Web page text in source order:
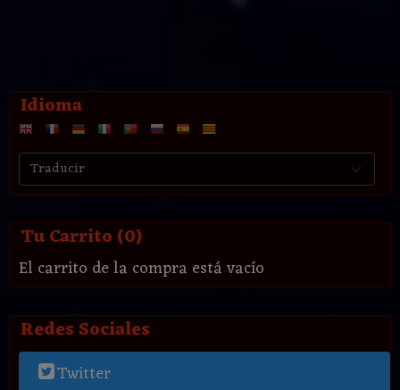
Idioma
Tu Carrito (0)
El carrito de la compra está vacío
Redes Sociales
Twitter